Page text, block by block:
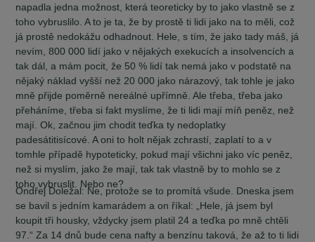
napadla jedna možnost, která teoreticky by to jako vlastně se z
toho vybruslilo. A to je ta, že by prostě ti lidi jako na to měli, což
já prostě nedokážu odhadnout. Hele, s tím, že jako tady máš, já
nevím, 800 000 lidí jako v nějakých exekucích a insolvencích a
tak dál, a mám pocit, že 50 % lidí tak nemá jako v podstatě na
nějaký náklad vyšší než 20 000 jako nárazový, tak tohle je jako
mně přijde poměrně nereálné upřímně. Ale třeba, třeba jako
přeháníme, třeba si fakt myslíme, že ti lidi mají míň peněz, než
mají. Ok, začnou jim chodit teďka ty nedoplatky
padesátitisícové. A oni to holt nějak zchrastí, zaplatí to a v
tomhle případě hypoteticky, pokud mají všichni jako víc peněz,
než si myslím, jako že mají, tak tak vlastně by to mohlo se z
toho vybruslit. Nebo ne?
Ondřej Doležal:Ne, protože se to promítá všude. Dneska jsem
se bavil s jedním kamarádem a on říkal: „Hele, já jsem byl
koupit tři housky, vždycky jsem platil 24 a teďka po mně chtěli
97.“ Za 14 dnů bude cena nafty a benzínu taková, že až to ti lidi